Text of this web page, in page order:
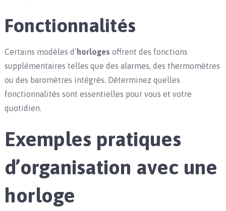
Fonctionnalités
Certains modèles d’ horloges offrent des fonctions
supplémentaires telles que des alarmes, des thermomètres
ou des baromètres intégrés. Déterminez quelles
fonctionnalités sont essentielles pour vous et votre
quotidien.
Exemples pratiques
d’organisation avec une
horloge